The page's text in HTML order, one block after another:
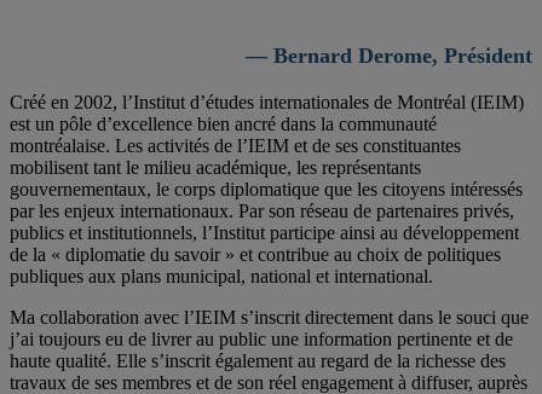
— Bernard Derome, Président
Créé en 2002, l’Institut d’études internationales de Montréal (IEIM)
est un pôle d’excellence bien ancré dans la communauté
montréalaise. Les activités de l’IEIM et de ses constituantes
mobilisent tant le milieu académique, les représentants
gouvernementaux, le corps diplomatique que les citoyens intéressés
par les enjeux internationaux. Par son réseau de partenaires privés,
publics et institutionnels, l’Institut participe ainsi au développement
de la « diplomatie du savoir » et contribue au choix de politiques
publiques aux plans municipal, national et international.
Ma collaboration avec l’IEIM s’inscrit directement dans le souci que
j’ai toujours eu de livrer au public une information pertinente et de
haute qualité. Elle s’inscrit également au regard de la richesse des
travaux de ses membres et de son réel engagement à diffuser, auprès